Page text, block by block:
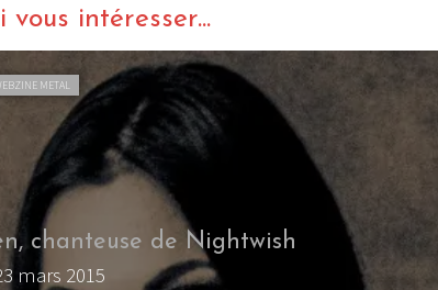
intéresser...
METAL
chanteuse de Nightwish
mars 2015